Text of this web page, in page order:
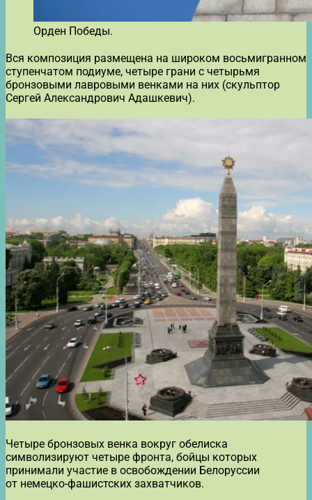
Орден Победы.
Вся композиция размещена на широком восьмигранном
ступенчатом подиуме, четыре грани с четырьмя
бронзовыми лавровыми венками на них (скульптор
Сергей Александрович Адашкевич).
Четыре бронзовых венка вокруг обелиска
символизируют четыре фронта, бойцы которых
принимали участие в освобождении Белоруссии
от немецко-фашистских захватчиков.